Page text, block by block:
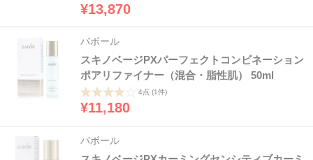
¥13,870
バボール
スキノベージPXパーフェクトコンビネーション
ポアリファイナー（混合・脂性肌） 50ml
4点 (1件)
¥11,180
バボール